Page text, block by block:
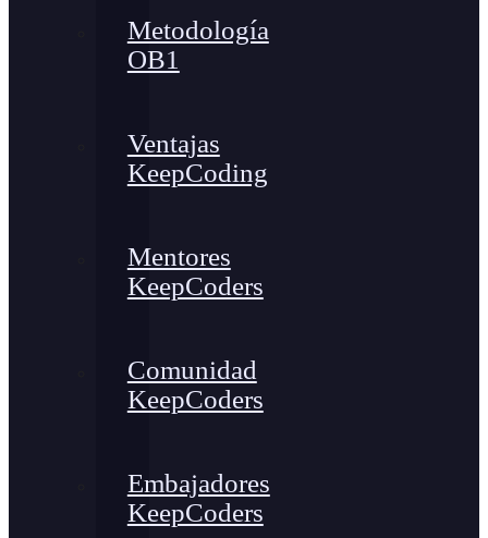
Metodología
OB1
Ventajas
KeepCoding
Mentores
KeepCoders
Comunidad
KeepCoders
Embajadores
KeepCoders